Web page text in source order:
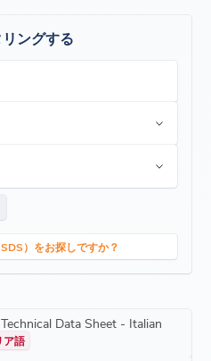
ングする
）をお探しですか？
Data Sheet - Italian
ア語